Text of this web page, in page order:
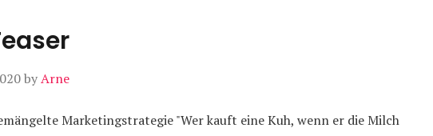
byArne
Marketingstrategie "Wer kauft eine Kuh, wenn er die Milch